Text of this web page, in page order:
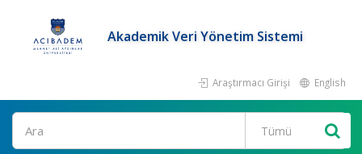
Akademik Veri Yönetim Sistemi
Araştırmacı Girişi English
Ara